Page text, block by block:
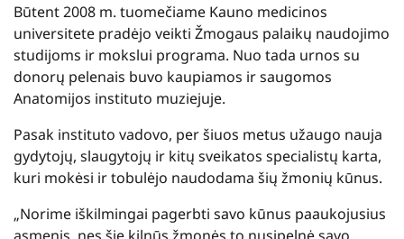
Būtent 2008 m. tuomečiame Kauno medicinos
universitete pradėjo veikti Žmogaus palaikų naudojimo
studijoms ir mokslui programa. Nuo tada urnos su
donorų pelenais buvo kaupiamos ir saugomos
Anatomijos instituto muziejuje.
Pasak instituto vadovo, per šiuos metus užaugo nauja
gydytojų, slaugytojų ir kitų sveikatos specialistų karta,
kuri mokėsi ir tobulėjo naudodama šių žmonių kūnus.
„Norime iškilmingai pagerbti savo kūnus paaukojusius